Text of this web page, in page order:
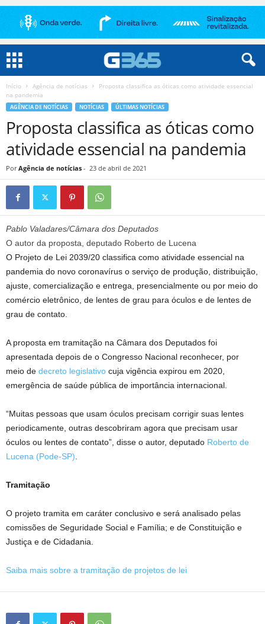
Início Agência de notícias
Proposta classifica as óticas como atividade essencial
na pandemia
AGÊNCIA DE NOTÍCIAS NOTÍCIAS ÚLTIMAS NOTÍCIAS
Proposta classifica as óticas como
atividade essencial na pandemia
Por Agência de notícias - 23 de abril de 2021
Pablo Valadares/Câmara dos Deputados
O autor da proposta, deputado Roberto de Lucena
O Projeto de Lei 2039/20 classifica como atividade essencial na
pandemia do novo coronavírus o serviço de produção, distribuição,
ajuste, comercialização e entrega, presencialmente ou por meio do
comércio eletrônico, de lentes de grau para óculos e de lentes de
grau de contato.
A proposta em tramitação na Câmara dos Deputados foi
apresentada depois de o Congresso Nacional reconhecer, por
meio de decreto legislativo cuja vigência expirou em 2020,
emergência de saúde pública de importância internacional.
“Muitas pessoas que usam óculos precisam corrigir suas lentes
periodicamente, outras descobriram agora que precisam usar
óculos ou lentes de contato”, disse o autor, deputado Roberto de
Lucena (Pode-SP)
Tramitação
O projeto tramita em caráter conclusivo e será analisado pelas
comissões de Seguridade Social e Família; e de Constituição e
Justiça e de Cidadania.
Saiba mais sobre a tramitação de projetos de lei